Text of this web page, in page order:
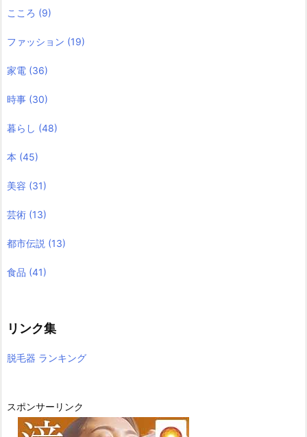
こころ (9)
ファッション (19)
家電 (36)
時事 (30)
暮らし (48)
本 (45)
美容 (31)
芸術 (13)
都市伝説 (13)
食品 (41)
リンク集
脱毛器 ランキング
スポンサーリンク